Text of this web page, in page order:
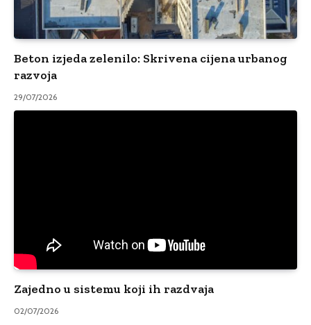
Beton izjeda zelenilo: Skrivena cijena urbanog
razvoja
29/07/2026
Zajedno u sistemu koji ih razdvaja
02/07/2026